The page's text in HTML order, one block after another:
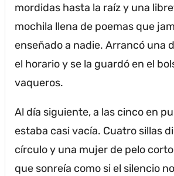
mordidas hasta la raíz y una
mochila llena de poemas que
enseñado a nadie. Arrancó una
el horario y se la guardó en el
vaqueros.
Al día siguiente, a las cinco en
estaba casi vacía. Cuatro sillas
círculo y una mujer de pelo
que sonreía como si el silencio